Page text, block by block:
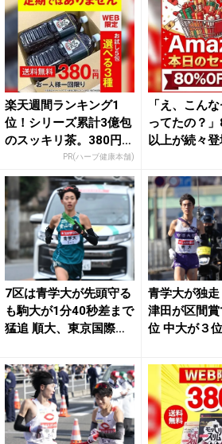
楽天週間ランキング1
位！シリーズ累計3億包
のスッキリ茶。380円で
PR(ハーブ健康本舗)
「え、こん
ってたの？
以上が続々登
7区は青学大が先頭守る
も駒大が1分40秒差まで
猛追 順大、東京国際
青学大が独走
津田が区間賞
位 中大が３